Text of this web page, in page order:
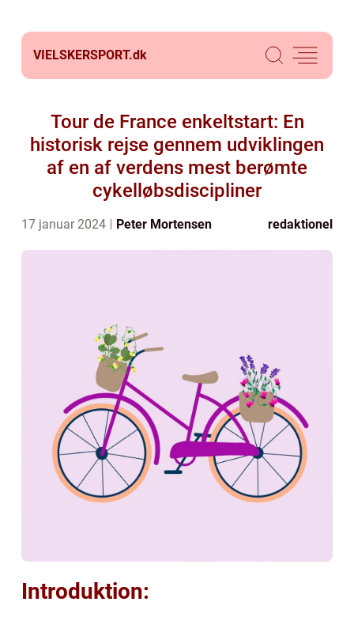
VIELSKERSPORT.dk
Tour de France enkeltstart: En
historisk rejse gennem udviklingen
af en af verdens mest berømte
cykelløbsdiscipliner
17 januar 2024 Peter Mortensen redaktionel
Introduktion: